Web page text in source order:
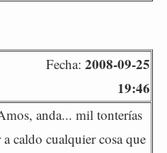
Fecha: 2008-09-25
19:46
anda... mil tonterías
caldo cualquier cosa que